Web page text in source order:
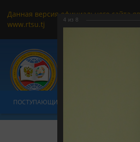
Данная версия официального сайта
www.rtsu.tj
ПОСТУПАЮЩИМ
4 из 8